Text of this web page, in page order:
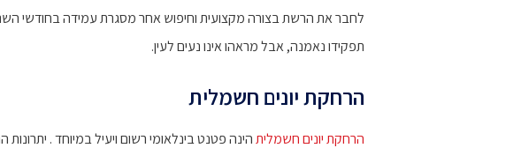
לחבר את הרשת בצורה מקצועית וחיפוש אחר מסגרת עמידה בחודשי
תפקידו נאמנה, אבל מראהו אינו נעים לעין.
הרחקת יונים חשמלית
הרחקת יונים חשמליתהינה פטנט בינלאומי רשום ויעיל במיוחד .